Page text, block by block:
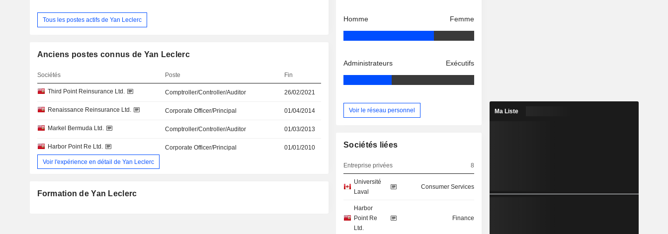
Tous les postes actifs de Yan Leclerc
Anciens postes connus de Yan Leclerc
Sociétés Poste Fin
Third Point Reinsurance Ltd. Comptroller/Controller/Auditor 26/02/2021
Renaissance Reinsurance Ltd. Corporate Officer/Principal 01/04/2014
Markel Bermuda Ltd. Comptroller/Controller/Auditor 01/03/2013
Harbor Point Re Ltd. Corporate Officer/Principal
01/01/2010
Voir l'expérience en détail de Yan Leclerc
Formation de Yan Leclerc
Homme Femme
Administrateurs Exécutifs
Voir le réseau personnel
Sociétés liées
Entreprise privées 8
Université
Laval
Consumer Services
Harbor
Point Re
Ltd.
Finance
Ma Liste